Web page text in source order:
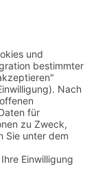
Bildung
erfahren